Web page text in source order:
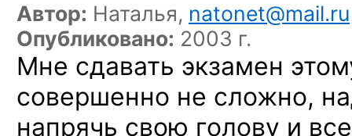
Автор: Наталья, natonet@mail.ru
Опубликовано: 2003 г.
Мне сдавать экзамен
совершенно не сложно,
напрячь свою голову и